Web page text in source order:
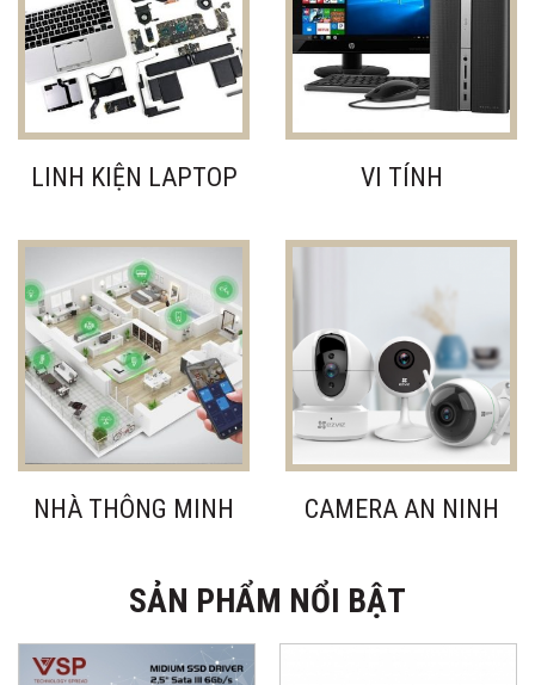
LINH KIỆN LAPTOP VI TÍNH
NHÀ THÔNG MINH CAMERA AN NINH
SẢN PHẨM NỔI BẬT